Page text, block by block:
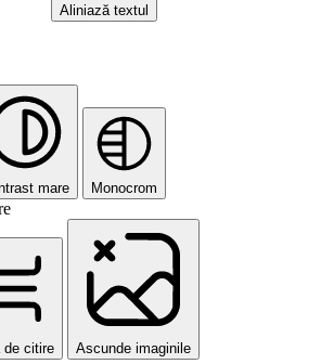
Aliniază textul
mare Monocrom
de citire Ascunde imaginile